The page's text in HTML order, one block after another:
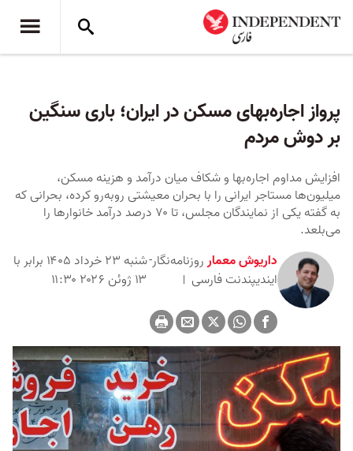
پرواز اجاره‌بهای مسکن در ایران؛ باری سنگین
بر دوش مردم
افزایش مداوم اجاره‌بها و شکاف میان درآمد و هزینه مسکن،
میلیون‌ها مستاجر ایرانی را با بحران معیشتی روبه‌رو کرده، بحرانی که
به گفته یکی از نمایندگان مجلس، تا ۷۰ درصد درآمد خانوارها را
می‌بلعد.
داریوش معمارروزنامه‌نگار-
ایندیپندنت ‌فارسی
شنبه ۲۳ خرداد ۱۴۰۵ برابر با
۱۳ ژوئن ۲۰۲۶ ۱۱:۳۰